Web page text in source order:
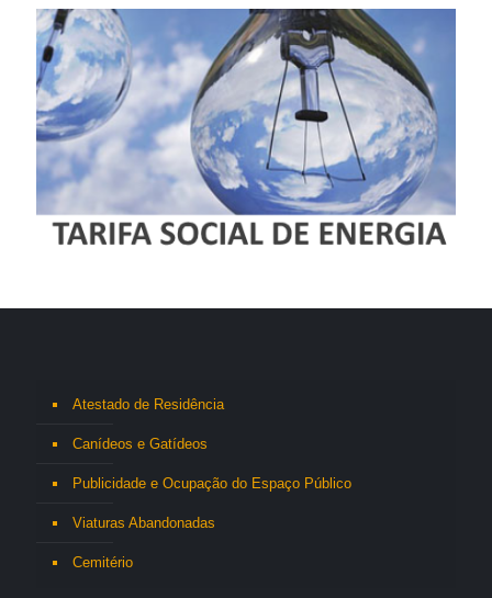
Atestado de Residência
Canídeos e Gatídeos
Publicidade e Ocupação do Espaço Público
Viaturas Abandonadas
Cemitério